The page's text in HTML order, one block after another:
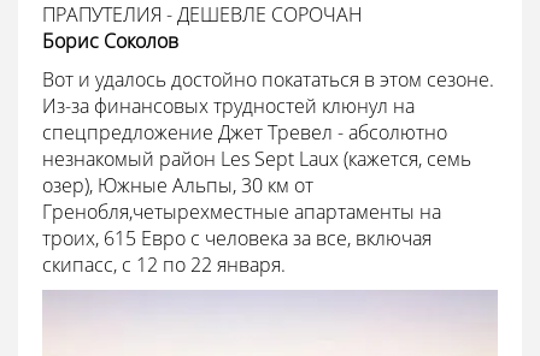
ПРАПУТЕЛИЯ - ДЕШЕВЛЕ СОРОЧАН
Борис Соколов
Вот и удалось достойно покататься в этом сезоне.
Из-за финансовых трудностей клюнул на
спецпредложение Джет Тревел - абсолютно
незнакомый район Les Sept Laux (кажется, семь
озер), Южные Альпы, 30 км от
Гренобля,четырехместные апартаменты на
троих, 615 Евро с человека за все, включая
скипасс, с 12 по 22 января.